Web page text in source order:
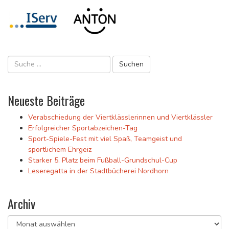
Neueste Beiträge
Verabschiedung der Viertklässlerinnen und Viertklässler
Erfolgreicher Sportabzeichen-Tag
Sport-Spiele-Fest mit viel Spaß, Teamgeist und
sportlichem Ehrgeiz
Starker 5. Platz beim Fußball-Grundschul-Cup
Leseregatta in der Stadtbücherei Nordhorn
Archiv
Archiv